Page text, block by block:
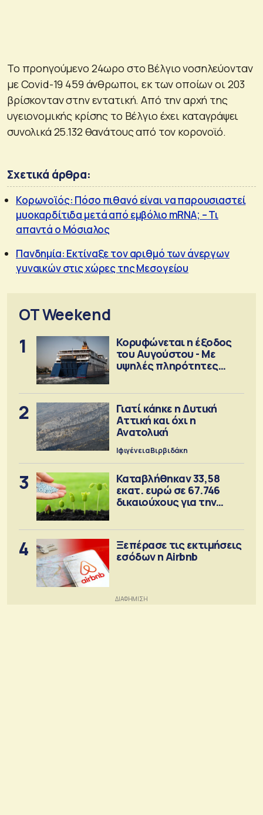
Το προηγούμενο 24ωρο στο Βέλγιο νοσηλεύονταν
με Covid-19 459 άνθρωποι, εκ των οποίων οι 203
βρίσκονταν στην εντατική. Από την αρχή της
υγειονομικής κρίσης το Βέλγιο έχει καταγράψει
συνολικά 25.132 θανάτους από τον κορονοϊό.
Σχετικά άρθρα:
Κορωνοϊός: Πόσο πιθανό είναι να παρουσιαστεί
μυοκαρδίτιδα μετά από εμβόλιο mRNA; – Τι
απαντά ο Μόσιαλος
Πανδημία: Εκτίναξε τον αριθμό των άνεργων
γυναικών στις χώρες της Μεσογείου
OT Weekend
1
Κορυφώνεται η έξοδος
του Αυγούστου - Με
υψηλές πληρότητες
2
Γιατί κάηκε η Δυτική
Αττική και όχι η
Ανατολική
Ιφιγένεια Βιρβιδάκη
3
Καταβλήθηκαν 33,58
εκατ. ευρώ σε 67.746
δικαιούχους για την
4
Ξεπέρασε τις εκτιμήσεις
εσόδων η Airbnb